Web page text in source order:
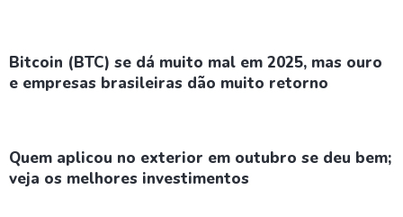
Bitcoin (BTC) se dá muito mal em 2025, mas ouro
e empresas brasileiras dão muito retorno
Quem aplicou no exterior em outubro se deu bem;
veja os melhores investimentos